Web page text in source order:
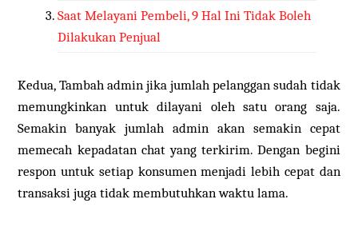
Saat Melayani Pembeli, 9 Hal Ini Tidak Boleh
Dilakukan Penjual
Kedua, Tambah admin jika jumlah pelanggan sudah tidak
memungkinkan untuk dilayani oleh satu orang saja.
Semakin banyak jumlah admin akan semakin cepat
memecah kepadatan chat yang terkirim. Dengan begini
respon untuk setiap konsumen menjadi lebih cepat dan
transaksi juga tidak membutuhkan waktu lama.